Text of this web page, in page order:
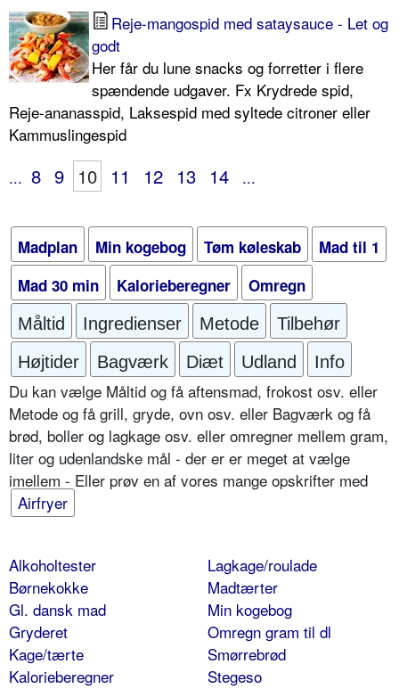
Reje-mangospid med sataysauce - Let og
godt
Her får du lune snacks og forretter i flere
spændende udgaver. Fx Krydrede spid,
Reje-ananasspid, Laksespid med syltede citroner eller
Kammuslingespid
... 8 9 10 11 12 13 14 ...
Madplan Min kogebog Tøm køleskab
Mad til 1
Mad 30 min
Kalorieberegner Omregn
Måltid Ingredienser Metode
Tilbehør
Højtider
Bagværk Diæt Udland Info
Du kan vælge Måltid og få aftensmad, frokost osv. eller
Metode og få grill, gryde, ovn osv. eller Bagværk og få
brød, boller og lagkage osv. eller omregner mellem gram,
liter og udenlandske mål - der er er meget at vælge
imellem - Eller prøv en af vores mange opskrifter med
Airfryer
Alkoholtester
Børnekokke
Gl. dansk mad
Gryderet
Kage/tærte
Kalorieberegner
Lagkage/roulade
Madtærter
Min kogebog
Omregn gram til dl
Smørrebrød
Stegeso